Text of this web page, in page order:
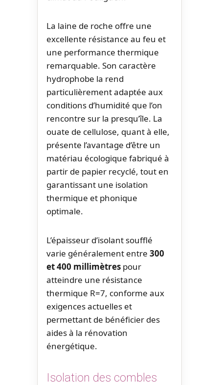
La laine de roche offre une
excellente résistance au feu et
une performance thermique
remarquable. Son caractère
hydrophobe la rend
particulièrement adaptée aux
conditions d’humidité que l’on
rencontre sur la presqu’île. La
ouate de cellulose, quant à elle,
présente l’avantage d’être un
matériau écologique fabriqué à
partir de papier recyclé, tout en
garantissant une isolation
thermique et phonique
optimale.
L’épaisseur d’isolant soufflé
varie généralement entre 300
et 400 millimètres pour
atteindre une résistance
thermique R=7, conforme aux
exigences actuelles et
permettant de bénéficier des
aides à la rénovation
énergétique.
Isolation des combles